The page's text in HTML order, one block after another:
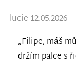
lucie 12.05.2026
„Filipe, máš
držím palce s